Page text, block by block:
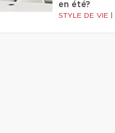
en été?
STYLE DE VIE